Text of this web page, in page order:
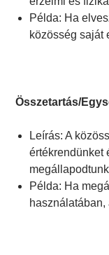
Példa: Ha
közösség saját
Összetartás/
Leírás: A
értékrendünket
megállapodtunk
Példa: Ha